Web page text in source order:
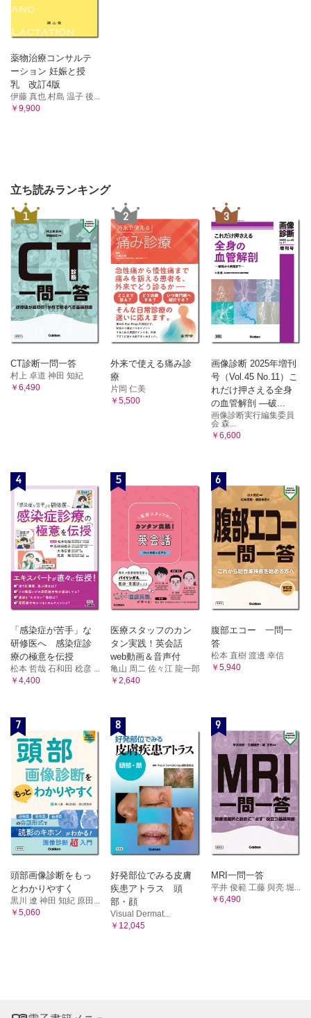
薬物治療コンサルテ
ーション 妊娠と授
乳 改訂4版
伊藤 真也 村島 温子 後...
￥9,900
立ち読みランキング
1
CT診断一問一答
村上 卓道 神田 知紀
￥6,490
2
外来で使える痛み診
療
片岡 仁美
￥5,500
3
画像診断 2025年増刊
号（Vol.45 No.11）こ
れだけ押さえる全身
の血管解剖 ―破...
画像診断実行編集委員
会 森...
￥6,600
4
「感染症が苦手」な
研修医へ 感染症診
療の極意を伝授
松本 哲哉 石和田 稔彦 ...
￥4,400
5
医療スタッフのカン
タン実践！英会話
web動画＆音声付
亀山 周二 佐々江 龍一郎
￥2,640
6
腹部エコー 一問一
答
松本 直樹 渡邊 幸信
￥5,940
7
頭部画像診断をもっ
とわかりやすく
黒川 遼 神田 知紀 原田...
￥5,060
8
好発部位でみる皮膚
疾患アトラス 頭
部・顔
Visual Dermat...
￥12,045
9
MRI一問一答
平井 俊範 工藤 與亮 堀...
￥6,490